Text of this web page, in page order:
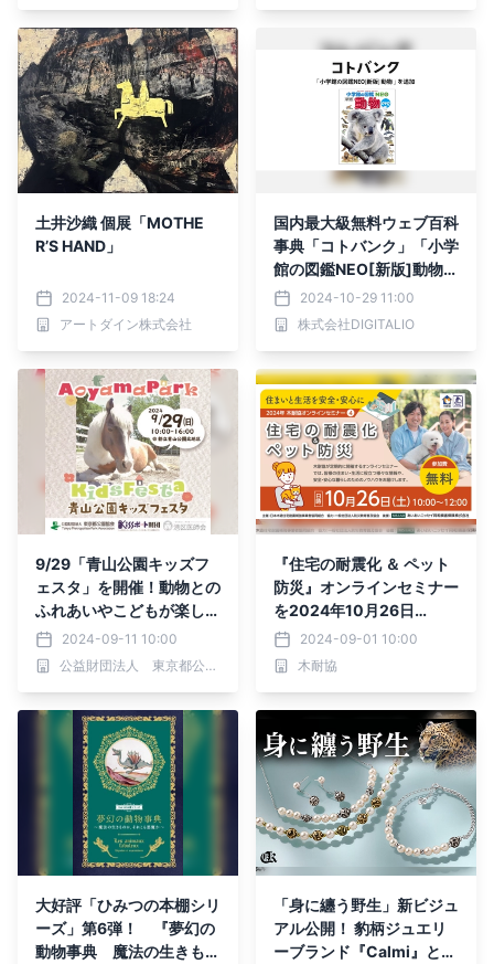
土井沙織 個展「MOTHE
R’S HAND」
2024-11-09 18:24
アートダイン株式会社
国内最大級無料ウェブ百科
事典「コトバンク」「小学
館の図鑑NEO[新版]動物」
を追加2024-10-29 11:00
株式会社DIGITALIO
9/29「青山公園キッズフ
ェスタ」を開催！動物との
ふれあいやこどもが楽しめ
る催しが盛りだくさん
2024-09-11 10:00
公益財団法人 東京都公園協会
『住宅の耐震化 ＆ ペット
防災』オンラインセミナー
を2024年10月26日
（土）に開催します
2024-09-01 10:00
木耐協
大好評「ひみつの本棚シリ
ーズ」第6弾！ 『夢幻の
動物事典 魔法の生きもの
「身に纏う野生」新ビジュ
アル公開！ 豹柄ジュエリ
ーブランド『Calmi』との